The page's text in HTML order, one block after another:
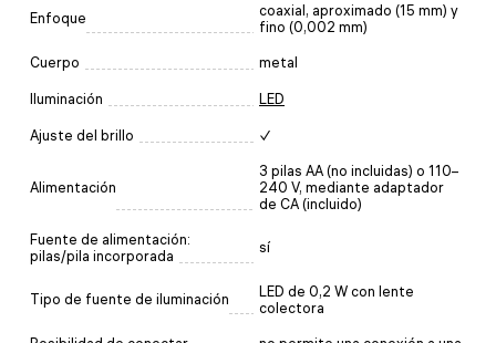
Enfoque
coaxial, aproximado (15 mm) y
fino (0,002 mm)
Cuerpo metal
Iluminación LED
Ajuste del brillo ✓
Alimentación
3 pilas AA (no incluidas) o 110–
240 V, mediante adaptador
de CA (incluido)
Fuente de alimentación:
pilas/pila incorporada
sí
Tipo de fuente de iluminación
LED de 0,2 W con lente
colectora